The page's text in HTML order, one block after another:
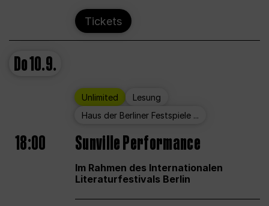
Tickets
Do10.9.
Unlimited
Lesung
Haus der Berliner Festspiele ...
18:00 Sunville Performance
Im Rahmen des Internationalen
Literaturfestivals Berlin